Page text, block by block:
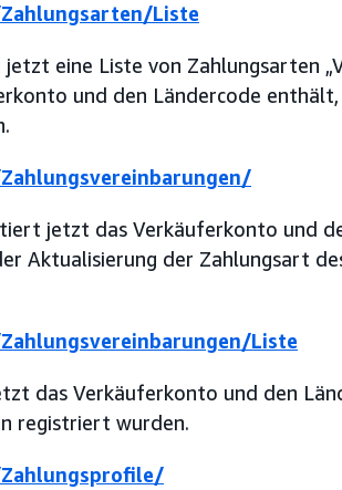
Liste
eine Liste von Zahlungsarten
und den Ländercode
jetzt das Verkäuferkonto und
Aktualisierung der Zahlungsart
Liste
das Verkäuferkonto und den
registriert wurden.